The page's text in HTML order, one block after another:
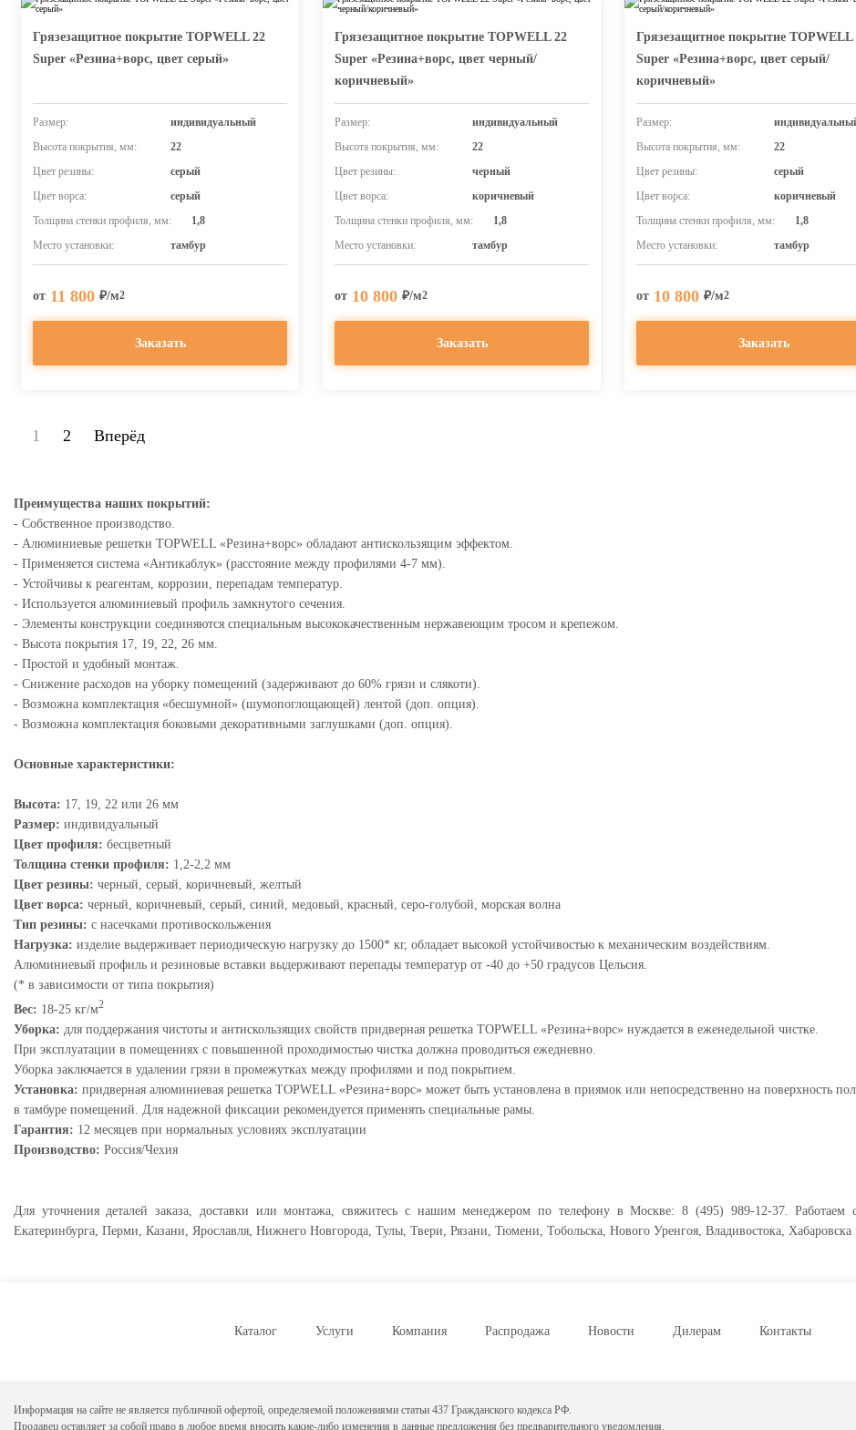
Грязезащитное покрытие TOPWELL 22
Super «Резина+ворс, цвет серый»
Размер:
индивидуальный
Высота покрытия, мм:
22
Цвет резины:
серый
Цвет ворса:
серый
Толщина стенки профиля, мм:
1,8
Место установки:
тамбур
от 11 800 ₽/м2
Заказать
Грязезащитное покрытие TOPWELL 22
Super «Резина+ворс, цвет черный/
коричневый»
Размер:
индивидуальный
Высота покрытия, мм:
22
Цвет резины:
черный
Цвет ворса:
коричневый
Толщина стенки профиля, мм:
1,8
Место установки:
тамбур
от 10 800 ₽/м2
Заказать
Грязезащитное покрытие TOPWELL
Super «Резина+ворс, цвет серый/
коричневый»
Размер:
Высота покрытия, мм:
22
Цвет резины:
серый
Цвет ворса:
коричневый
Толщина стенки профиля, мм:
1,8
Место установки:
тамбур
от 10 800 ₽/м2
Заказать
1 2 Вперёд
Преимущества наших покрытий:
- Собственное производство.
- Алюминиевые решетки TOPWELL «Резина+ворс» обладают антискользящим эффектом.
- Применяется система «Антикаблук» (расстояние между профилями 4-7 мм).
- Устойчивы к реагентам, коррозии, перепадам температур.
- Используется алюминиевый профиль замкнутого сечения.
- Элементы конструкции соединяются специальным высококачественным нержавеющим тросом и крепежом.
- Высота покрытия 17, 19, 22, 26 мм.
- Простой и удобный монтаж.
- Снижение расходов на уборку помещений (задерживают до 60% грязи и слякоти).
- Возможна комплектация «бесшумной» (шумопоглощающей) лентой (доп. опция).
- Возможна комплектация боковыми декоративными заглушками (доп. опция).
Основные характеристики:
Высота: 17, 19, 22 или 26 мм
Размер: индивидуальный
Цвет профиля: бесцветный
Толщина стенки профиля: 1,2-2,2 мм
Цвет резины: черный, серый, коричневый, желтый
Цвет ворса: черный, коричневый, серый, синий, медовый, красный, серо-голубой, морская волна
Тип резины: с насечками противоскольжения
Нагрузка: изделие выдерживает периодическую нагрузку до 1500* кг, обладает высокой устойчивостью к механическим воздействиям.
Алюминиевый профиль и резиновые вставки выдерживают перепады температур от -40 до +50 градусов Цельсия.
(* в зависимости от типа покрытия)
Вес: 18-25 кг/м2
Уборка: для поддержания чистоты и антискользящих свойств придверная решетка TOPWELL «Резина+ворс» нуждается в еженедельной чистке.
При эксплуатации в помещениях с повышенной проходимостью чистка должна проводиться ежедневно.
Уборка заключается в удалении грязи в промежутках между профилями и под покрытием.
Установка: придверная алюминиевая решетка TOPWELL «Резина+ворс» может быть установлена в приямок или непосредственно на поверхность
в тамбуре помещений. Для надежной фиксации рекомендуется применять специальные рамы.
Гарантия: 12 месяцев при нормальных условиях эксплуатации
Производство: Россия/Чехия
Для уточнения деталей заказа, доставки или монтажа, свяжитесь с нашим менеджером по телефону в Москве: 8 (495) 989-12-37. Работаем
Екатеринбурга, Перми, Казани, Ярославля, Нижнего Новгорода, Тулы, Твери, Рязани, Тюмени, Тобольска, Нового Уренгоя, Владивостока, Хабаровска
Каталог Услуги Компания Распродажа Новости Дилерам Контакты
Информация на сайте не является публичной офертой, определяемой положениями статьи 437 Гражданского кодекса РФ.
Продавец оставляет за собой право в любое время вносить какие-либо изменения в данные предложения без предварительного уведомления.